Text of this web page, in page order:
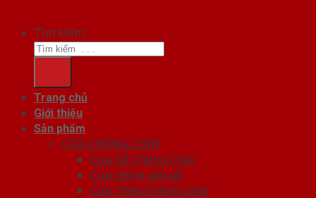
Tìm kiếm:
Trang chủ
Giới thiệu
Sản phẩm
CỬA CHỐNG CHÁY
Cửa Gỗ Chống Cháy
Cửa nhôm vân gỗ
Cửa Thép Chống Cháy